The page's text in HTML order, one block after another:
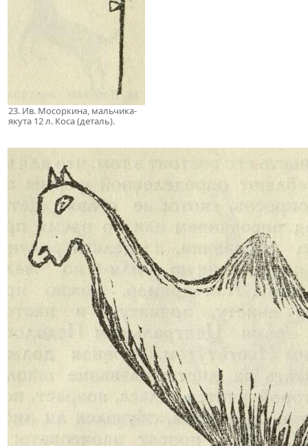
23. Ив. Мосоркина, мальчика-
якута 12 л. Коса (деталь).